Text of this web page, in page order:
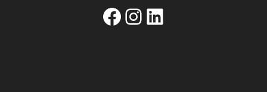
Facebook
Instagram
Linkedin